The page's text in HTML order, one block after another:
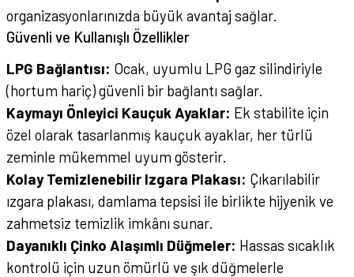
organizasyonlarınızda büyük avantaj sağlar.
Güvenli ve Kullanışlı Özellikler
LPG Bağlantısı: Ocak, uyumlu LPG gaz silindiriyle
(hortum hariç) güvenli bir bağlantı sağlar.
Kaymayı Önleyici Kauçuk Ayaklar: Ek stabilite için
özel olarak tasarlanmış kauçuk ayaklar, her türlü
zeminle mükemmel uyum gösterir.
Kolay Temizlenebilir Izgara Plakası: Çıkarılabilir
ızgara plakası, damlama tepsisi ile birlikte hijyenik ve
zahmetsiz temizlik imkânı sunar.
Dayanıklı Çinko Alaşımlı Düğmeler: Hassas sıcaklık
kontrolü için uzun ömürlü ve şık düğmelerle